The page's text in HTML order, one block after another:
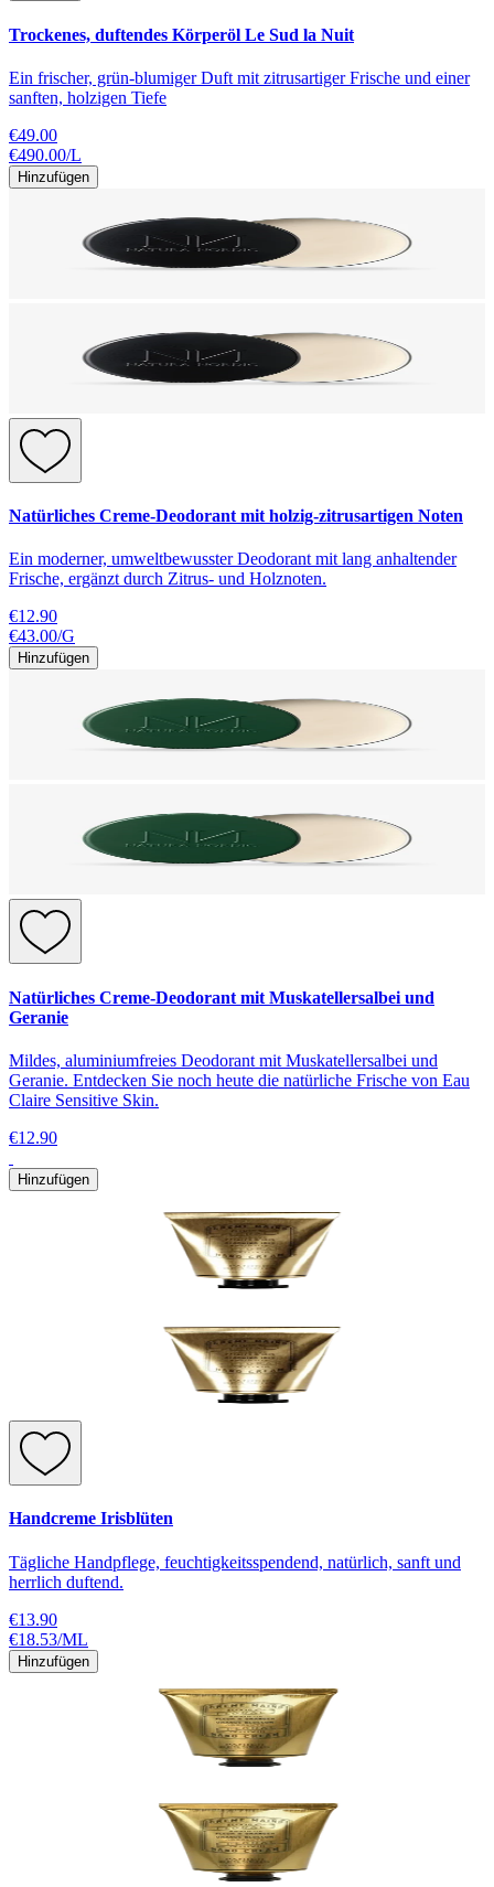
Trockenes, duftendes Körperöl Le Sud la Nuit
Ein frischer, grün-blumiger Duft mit zitrusartiger Frische und einer
sanften, holzigen Tiefe
€49.00
€490.00/L
Hinzufügen
Natürliches Creme-Deodorant mit holzig-zitrusartigen Noten
Ein moderner, umweltbewusster Deodorant mit lang anhaltender
Frische, ergänzt durch Zitrus- und Holznoten.
€12.90
€43.00/G
Hinzufügen
Natürliches Creme-Deodorant mit Muskatellersalbei und
Geranie
Mildes, aluminiumfreies Deodorant mit Muskatellersalbei und
Geranie. Entdecken Sie noch heute die natürliche Frische von Eau
Claire Sensitive Skin.
€12.90
Hinzufügen
Handcreme Irisblüten
Tägliche Handpflege, feuchtigkeitsspendend, natürlich, sanft und
herrlich duftend.
€13.90
€18.53/ML
Hinzufügen